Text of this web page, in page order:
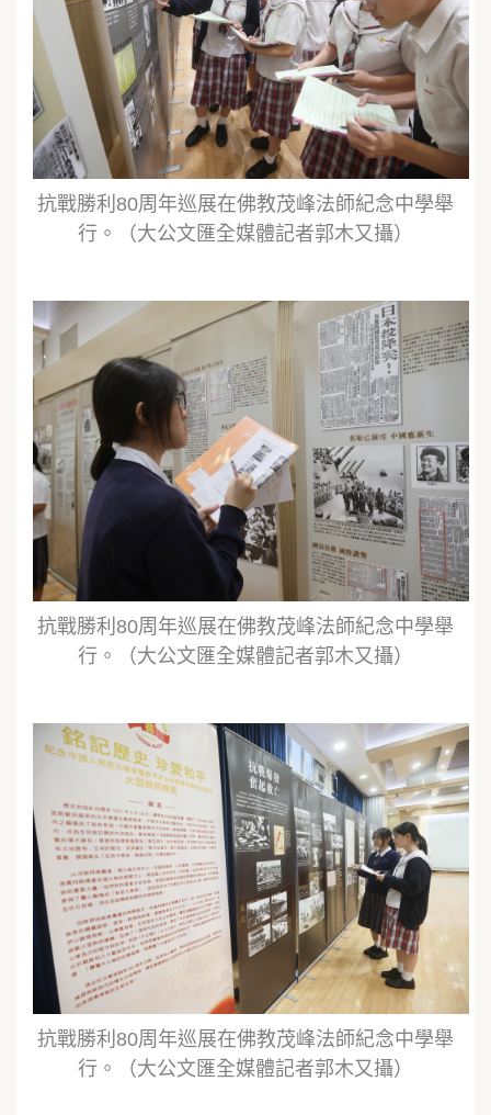
抗戰勝利80周年巡展在佛教茂峰法師紀念中學舉
行。（大公文匯全媒體記者郭木又攝）
抗戰勝利80周年巡展在佛教茂峰法師紀念中學舉
行。（大公文匯全媒體記者郭木又攝）
抗戰勝利80周年巡展在佛教茂峰法師紀念中學舉
行。（大公文匯全媒體記者郭木又攝）